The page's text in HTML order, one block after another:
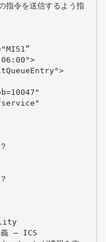
指令を送信するよう指
06:00">
– ICS